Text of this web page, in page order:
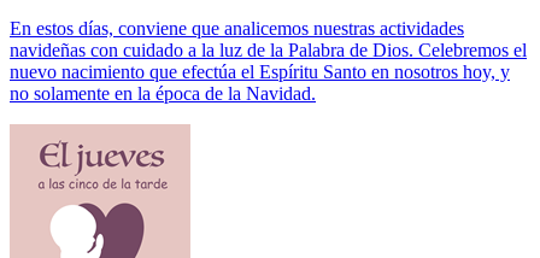
En estos días, conviene que analicemos nuestras actividades
navideñas con cuidado a la luz de la Palabra de Dios. Celebremos el
nuevo nacimiento que efectúa el Espíritu Santo en nosotros hoy, y
no solamente en la época de la Navidad.